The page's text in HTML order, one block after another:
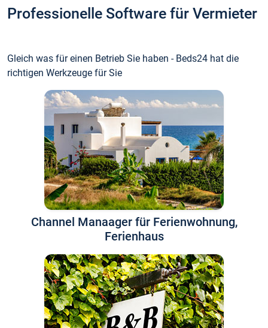
Professionelle Software für Vermieter
Gleich was für einen Betrieb Sie haben - Beds24 hat die
richtigen Werkzeuge für Sie
Channel Manaager für Ferienwohnung,
Ferienhaus